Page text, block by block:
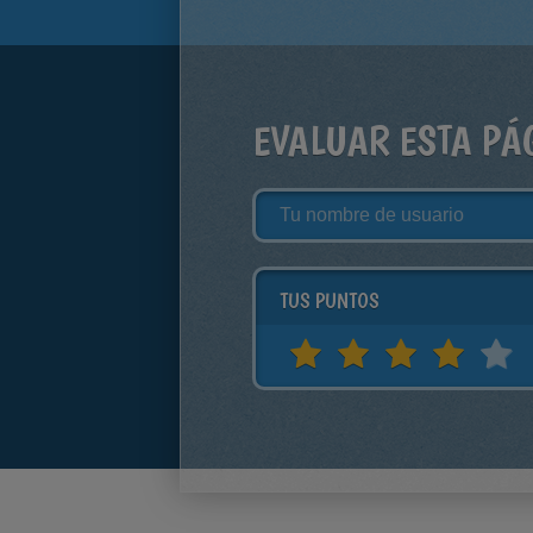
EVALUAR ESTA
TUS PUNTOS